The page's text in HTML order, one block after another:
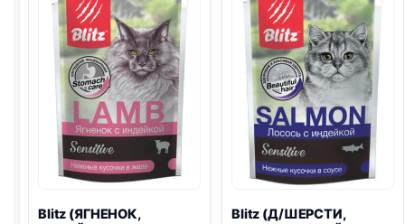
Blitz (ЯГНЕНОК,
Blitz (Д/ШЕРСТИ,